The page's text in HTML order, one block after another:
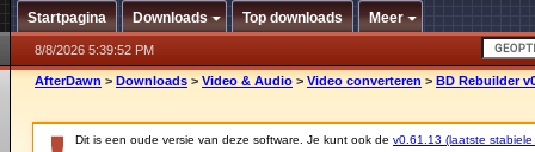
Startpagina Downloads Top downloads Meer
8/8/2026 5:39:52 PM
AfterDawn > Downloads > Video & Audio > Video converteren > BD Rebuilder
Dit is een oude versie van deze software. Je kunt ook de v0.61.13 (laatste stabiele